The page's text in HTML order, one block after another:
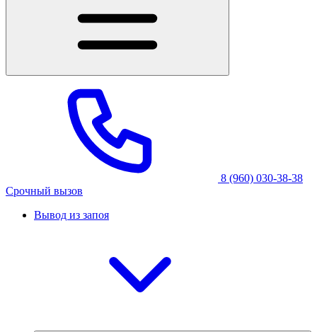
8 (960) 030-38-38
Срочный вызов
Вывод из запоя